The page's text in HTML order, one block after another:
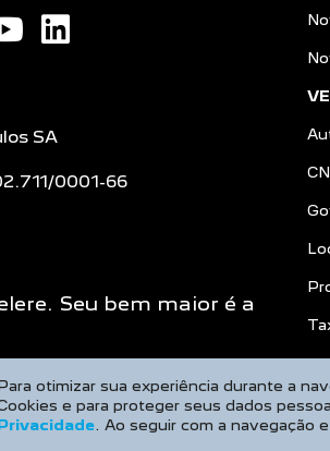
SA
0001-66
Seu bem maior é a
otimizar sua experiência durante a
e para proteger seus dados
. Ao seguir com a navegação